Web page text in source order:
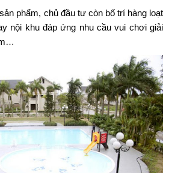
phẩm, chủ đầu tư còn bố trí hàng loạt
nội khu đáp ứng nhu cầu vui chơi giải